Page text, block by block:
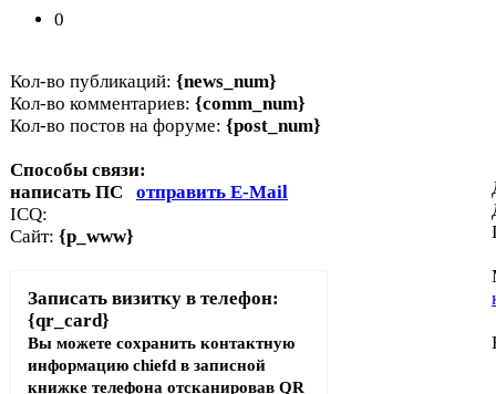
0
Кол-во публикаций: {news_num}
Кол-во комментариев: {comm_num}
Кол-во постов на форуме: {post_num}
Способы связи:
написать ПС отправить E-Mail
ICQ:
Сайт: {p_www}
Записать визитку в телефон:
{qr_card}
Вы можете сохранить контактную
информацию chiefd в записной
книжке телефона отсканировав QR